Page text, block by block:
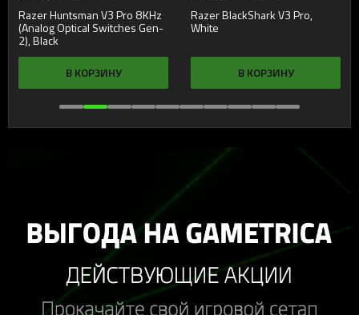
Razer Huntsman V3 Pro 8KHz
(Analog Optical Switches Gen-
2), Black
В КОРЗИНУ
Razer BlackShark V3 Pro,
White
В КОРЗИНУ